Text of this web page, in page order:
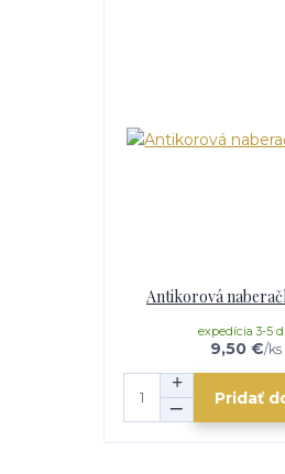
Antikorová
9,50 €/ks
expedícia 3-5
Pridať